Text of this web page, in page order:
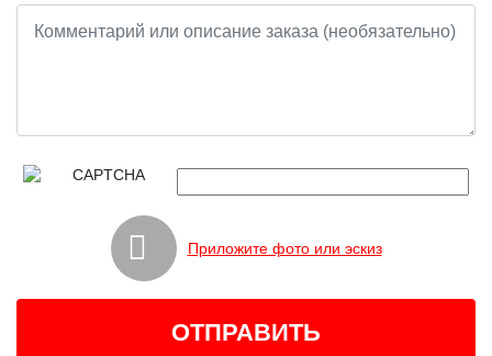
Приложите фото или эскиз